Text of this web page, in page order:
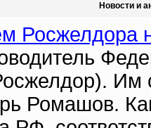
Новости и
Росжелдора
Им
Ромашов.